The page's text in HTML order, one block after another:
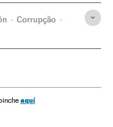
Corrupção
aquí